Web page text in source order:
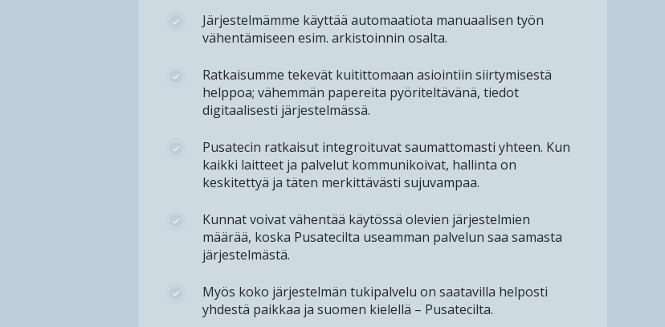
Järjestelmämme käyttää automaatiota manuaalisen työn
vähentämiseen esim. arkistoinnin osalta.
Ratkaisumme tekevät kuitittomaan asiointiin siirtymisestä
helppoa; vähemmän papereita pyöriteltävänä, tiedot
digitaalisesti järjestelmässä.
Pusatecin ratkaisut integroituvat saumattomasti yhteen. Kun
kaikki laitteet ja palvelut kommunikoivat, hallinta on
keskitettyä ja täten merkittävästi sujuvampaa.
Kunnat voivat vähentää käytössä olevien järjestelmien
määrää, koska Pusatecilta useamman palvelun saa samasta
järjestelmästä.
Myös koko järjestelmän tukipalvelu on saatavilla helposti
yhdestä paikkaa ja suomen kielellä – Pusatecilta.